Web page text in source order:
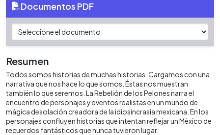
Documentos PDF
Resumen
Todos somos historias de muchas historias. Cargamos con una
narrativa que nos hace lo que somos. Éstas nos muestran
también lo que seremos. La Rebelión de los Pelones narra el
encuentro de personajes y eventos realistas en un mundo de
mágica desolación creadora de la idiosincrasia mexicana. En los
personajes confluyen historias que intentan reflejar un México de
recuerdos fantásticos que nunca tuvieron lugar.